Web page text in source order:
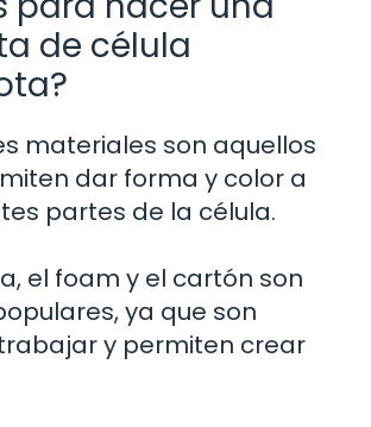
de célula
materiales son aquellos
dar forma y color a
partes de la célula.
el foam y el cartón son
ya que son
y permiten crear